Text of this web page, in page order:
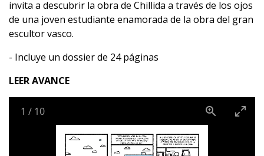
invita a descubrir la obra de Chillida a través de los ojos
de una joven estudiante enamorada de la obra del gran
escultor vasco.
- Incluye un dossier de 24 páginas
LEER AVANCE
1 / 10